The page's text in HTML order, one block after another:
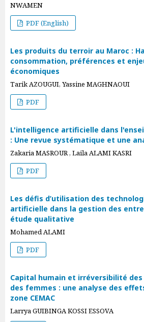
NWAMEN
PDF (English)
Les produits du terroir au Maroc :
consommation, préférences et
économiques
Tarik AZOUGUI, Yassine MAGHNAOUI
PDF
L'intelligence artificielle dans
: Une revue systématique et une
Zakaria MASROUR , Laila ALAMI KASRI
PDF
Les défis d’utilisation des
artificielle dans la gestion des
étude qualitative
Mohamed ALAMI
PDF
Capital humain et irréversibilité des
des femmes : une analyse des
zone CEMAC
Larrya GUIBINGA KOSSI ESSOVA